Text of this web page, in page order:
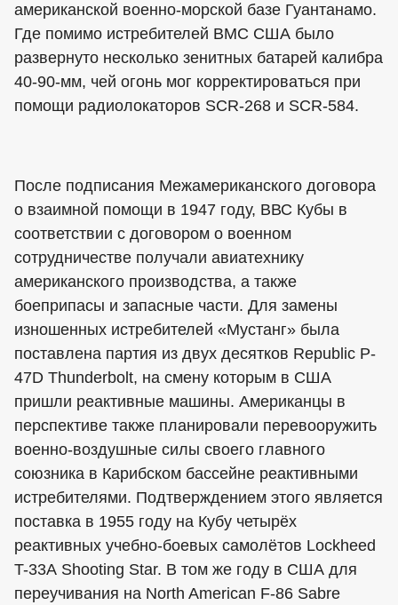
американской военно-морской базе Гуантанамо.
Где помимо истребителей ВМС США было
развернуто несколько зенитных батарей калибра
40-90-мм, чей огонь мог корректироваться при
помощи радиолокаторов SCR-268 и SCR-584.
После подписания Межамериканского договора
о взаимной помощи в 1947 году, ВВС Кубы в
соответствии с договором о военном
сотрудничестве получали авиатехнику
американского производства, а также
боеприпасы и запасные части. Для замены
изношенных истребителей «Мустанг» была
поставлена партия из двух десятков Republic P-
47D Thunderbolt, на смену которым в США
пришли реактивные машины. Американцы в
перспективе также планировали перевооружить
военно-воздушные силы своего главного
союзника в Карибском бассейне реактивными
истребителями. Подтверждением этого является
поставка в 1955 году на Кубу четырёх
реактивных учебно-боевых самолётов Lockheed
T-33А Shooting Star. В том же году в США для
переучивания на North American F-86 Sabre